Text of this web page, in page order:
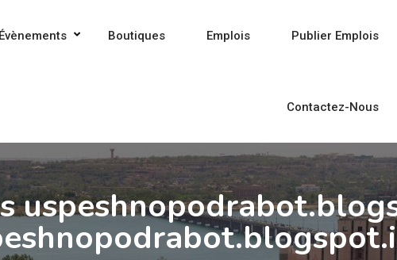
Évènements Boutiques Emplois Publier Emplois
Contactez-Nous